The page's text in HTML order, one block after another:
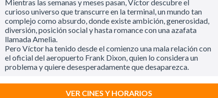
Mientras las semanas y meses pasan, Víctor descubre el
curioso universo que transcurre en la terminal, un mundo tan
complejo como absurdo, donde existe ambición, generosidad,
diversión, posición social y hasta romance con una azafata
llamada Amelia.
Pero Víctor ha tenido desde el comienzo una mala relación con
el oficial del aeropuerto Frank Dixon, quien lo considera un
problema y quiere desesperadamente que desaparezca.
VER CINES Y HORARIOS